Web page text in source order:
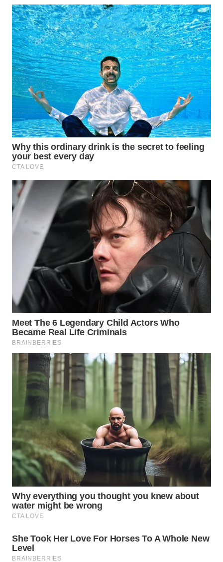
WN
INDRAMAYU
WN
KUNINGAN
WN
MAJALENGKA
WN
SUBANG
WN
SUKABUMI
PURWAKARTA
WN
PRIANGAN
TIMUR
WN
SEMARANG
WN
SOLO
WN
BOROBUDUR
WN
MADURA
WN
SURABAYA
WN
NATUNA
WN
BINTAN
WN
MANDALIKA